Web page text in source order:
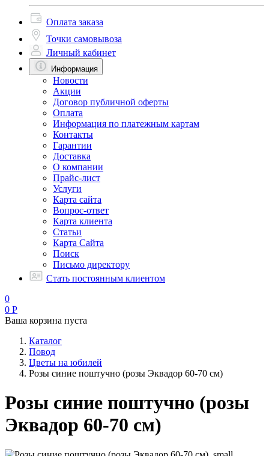
Оплата заказа
Точки самовывоза
Личный кабинет
Информация
Новости
Акции
Договор публичной оферты
Оплата
Информация по платежным картам
Контакты
Гарантии
Доставка
О компании
Прайс-лист
Услуги
Карта сайта
Вопрос-ответ
Карта клиента
Статьи
Карта Сайта
Поиск
Письмо директору
Стать постоянным клиентом
0
0 Р
Ваша корзина пуста
Каталог
Повод
Цветы на юбилей
Розы синие поштучно (розы Эквадор 60-70 см)
Розы синие поштучно (розы
Эквадор 60-70 см)